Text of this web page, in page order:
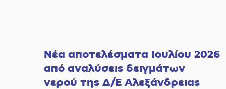
Νέα αποτελέσματα Ιουλίου 2026
από αναλύσεις δειγμάτων
νερού της Δ/Ε Αλεξάνδρειας